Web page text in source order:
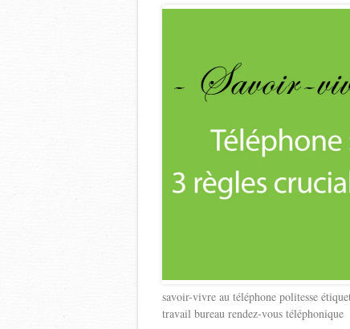
savoir-vivre au téléphone politesse
travail bureau rendez-vous téléphonique